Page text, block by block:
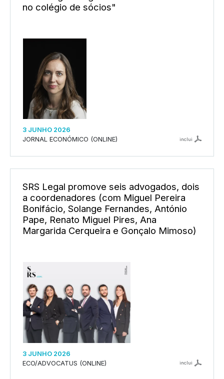
no colégio de sócios"
3 JUNHO 2026
JORNAL ECONÓMICO (ONLINE)
inclui
SRS Legal promove seis advogados, dois
a coordenadores (com Miguel Pereira
Bonifácio, Solange Fernandes, António
Pape, Renato Miguel Pires, Ana
Margarida Cerqueira e Gonçalo Mimoso)
3 JUNHO 2026
ECO/ADVOCATUS (ONLINE)
inclui